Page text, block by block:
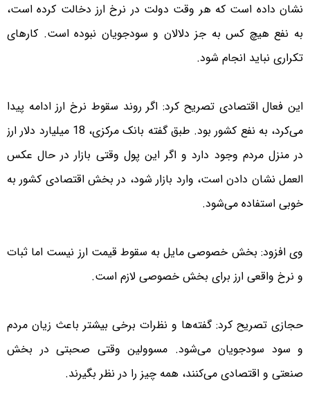
نشان داده است که هر وقت دولت در نرخ ارز دخالت کرده است،
به نفع هیچ کس به جز دلالان و سودجویان نبوده است. کارهای
تکراری نباید انجام شود.
این فعال اقتصادی تصریح کرد: اگر روند سقوط نرخ ارز ادامه پیدا
می‌کرد، به نفع کشور بود. طبق گفته بانک مرکزی، 18 میلیارد دلار ارز
در منزل مردم وجود دارد و اگر این پول وقتی بازار در حال عکس
العمل نشان دادن است، وارد بازار شود، در بخش اقتصادی کشور به
خوبی استفاده می‌شود.
وی افزود: بخش خصوصی مایل به سقوط قیمت ارز نیست اما ثبات
و نرخ واقعی ارز برای بخش خصوصی لازم است.
حجازی تصریح کرد: گفته‌ها و نظرات برخی بیشتر باعث زیان مردم
و سود سودجویان می‌شود. مسوولین وقتی صحبتی در بخش
صنعتی و اقتصادی می‌کنند، همه چیز را در نظر بگیرند.